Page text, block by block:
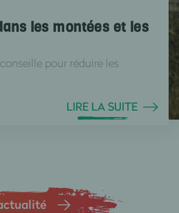
les montées et les
pour réduire les
LIRE LA SUITE